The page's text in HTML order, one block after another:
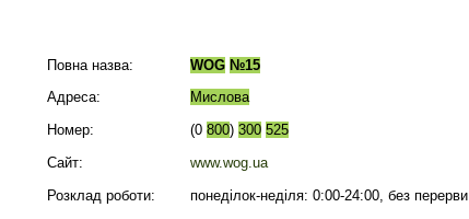
Повна назва: WOG №15
Адреса:
Мислова
Номер:
(0 800) 300 525
Сайт:
www.wog.ua
Розклад роботи:
понеділок-неділя: 0:00-24:00, без перерви